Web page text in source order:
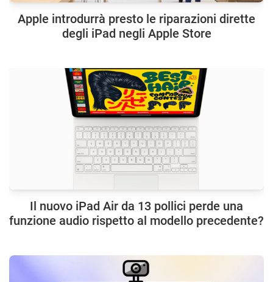
Apple introdurrà presto le riparazioni dirette
degli iPad negli Apple Store
Il nuovo iPad Air da 13 pollici perde una
funzione audio rispetto al modello precedente?